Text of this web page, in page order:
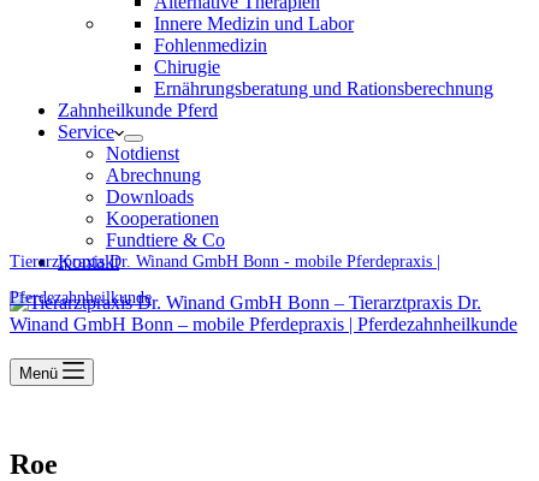
Innere Medizin und Labor
Fohlenmedizin
Chirugie
Ernährungsberatung und Rationsberechnung
Zahnheilkunde Pferd
Service
Notdienst
Abrechnung
Downloads
Kooperationen
Fundtiere & Co
Kontakt
Tierarztpraxis Dr. Winand GmbH Bonn - mobile Pferdepraxis |
Pferdezahnheilkunde
Menü
Roe